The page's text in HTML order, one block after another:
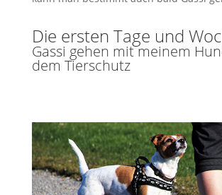
Die ersten Tage und
Gassi gehen mit meinem
dem Tierschutz